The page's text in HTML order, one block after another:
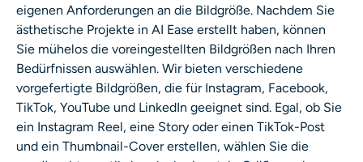
eigenen Anforderungen an die Bildgröße. Nachdem Sie
ästhetische Projekte in AI Ease erstellt haben, können
Sie mühelos die voreingestellten Bildgrößen nach Ihren
Bedürfnissen auswählen. Wir bieten verschiedene
vorgefertigte Bildgrößen, die für Instagram, Facebook,
TikTok, YouTube und LinkedIn geeignet sind. Egal, ob Sie
ein Instagram Reel, eine Story oder einen TikTok-Post
und ein Thumbnail-Cover erstellen, wählen Sie die